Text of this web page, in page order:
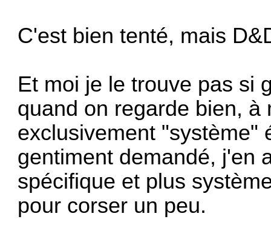
C'est bien tenté, mais
Et moi je le trouve pas si
quand on regarde bien, à
exclusivement "système"
gentiment demandé, j'en
spécifique et plus
pour corser un peu.